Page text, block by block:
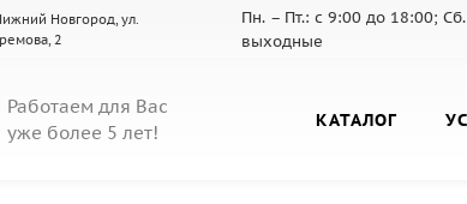
Новгород, ул.
2
Пн. – Пт.: с 9:00 до 18:00;
выходные
Работаем для Вас
уже более 5 лет!
КАТАЛОГ